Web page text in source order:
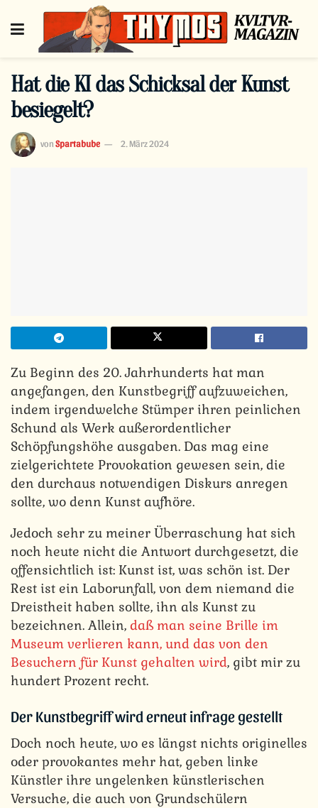
Hat die KI das Schicksal der Kunst
besiegelt?
von Spartabube 2. März 2024
Zu Beginn des 20. Jahrhunderts hat man
angefangen, den Kunstbegriff aufzuweichen,
indem irgendwelche Stümper ihren peinlichen
Schund als Werk außerordentlicher
Schöpfungshöhe ausgaben. Das mag eine
zielgerichtete Provokation gewesen sein, die
den durchaus notwendigen Diskurs anregen
sollte, wo denn Kunst aufhöre.
Jedoch sehr zu meiner Überraschung hat sich
noch heute nicht die Antwort durchgesetzt, die
offensichtlich ist: Kunst ist, was schön ist. Der
Rest ist ein Laborunfall, von dem niemand die
Dreistheit haben sollte, ihn als Kunst zu
bezeichnen. Allein, daß man seine Brille im
Museum verlieren kann, und das von den
Besuchern für Kunst gehalten wird, gibt mir zu
hundert Prozent recht.
Der Kunstbegriff wird erneut infrage gestellt
Doch noch heute, wo es längst nichts originelles
oder provokantes mehr hat, geben linke
Künstler ihre ungelenken künstlerischen
Versuche, die auch von Grundschülern